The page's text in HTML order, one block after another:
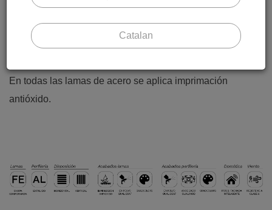
deformación, aportando un grado de seguridad al sistema
y aceptan gran cantidad de acabados tanto en anodizados
como en colores de la gama RAL.
En todas las lamas de acero se aplica imprimación
antióxido.
Catalan